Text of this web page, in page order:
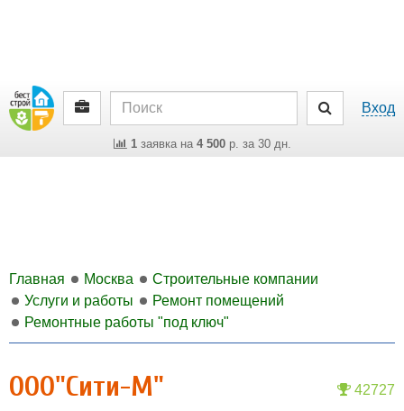
Вход
1заявка на 4 500р. за 30 дн.
Главная Москва
Строительные компании
Услуги и работы
Ремонт помещений
Ремонтные работы "под ключ"
42727
ООО"Сити-М"